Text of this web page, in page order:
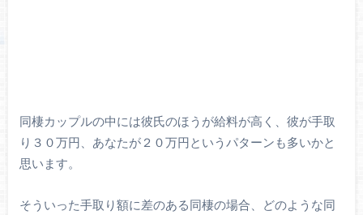
同棲カップルの中には彼氏のほうが給料が高く、彼が手取
り３０万円、あなたが２０万円というパターンも多いかと
思います。
そういった手取り額に差のある同棲の場合、どのような同